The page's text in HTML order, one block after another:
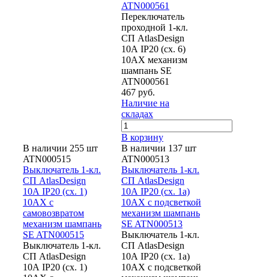
ATN000561
Переключатель
проходной 1-кл.
СП AtlasDesign
10А IP20 (сх. 6)
10AX механизм
шампань SE
ATN000561
467 руб.
Наличие на
складах
В корзину
В наличии 255 шт
ATN000515
Выключатель 1-кл.
СП AtlasDesign
10А IP20 (сх. 1)
10AX с
самовозвратом
механизм шампань
SE ATN000515
Выключатель 1-кл.
СП AtlasDesign
10А IP20 (сх. 1)
В наличии 137 шт
ATN000513
Выключатель 1-кл.
СП AtlasDesign
10А IP20 (сх. 1а)
10AX с подсветкой
механизм шампань
SE ATN000513
Выключатель 1-кл.
СП AtlasDesign
10А IP20 (сх. 1а)
10AX с подсветкой